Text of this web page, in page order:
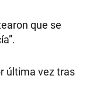
que se
última vez tras